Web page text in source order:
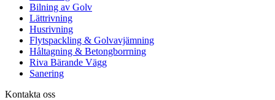
Bilning av Golv
Lättrivning
Husrivning
Flytspackling & Golvavjämning
Håltagning & Betongborrning
Riva Bärande Vägg
Sanering
Kontakta oss